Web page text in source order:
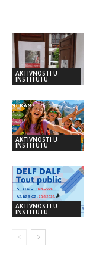
AKTIVNOSTI U
INSTITUTU
AKTIVNOSTI U
INSTITUTU
AKTIVNOSTI U
INSTITUTU